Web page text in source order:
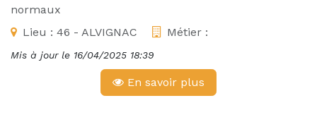
normaux
Lieu : 46 - ALVIGNAC Métier :
Mis à jour le 16/04/2025 18:39
En savoir plus